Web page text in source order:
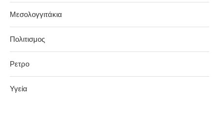
Μεσολογγιτάκια
Πολιτισμος
Ρετρο
Υγεία